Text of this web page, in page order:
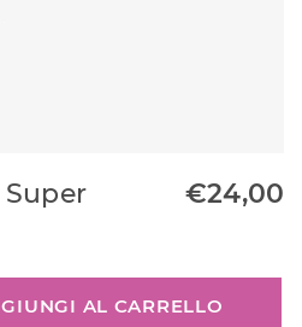
€24,00
AL CARRELLO